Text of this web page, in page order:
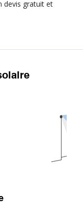
devis gratuit et